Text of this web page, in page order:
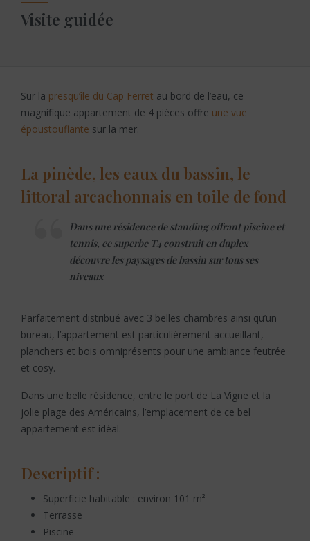
Visite guidée
Sur la presqu’île du Cap Ferret au bord de l’eau, ce
magnifique appartement de 4 pièces offre une vue
époustouflante sur la mer.
La pinède, les eaux du bassin, le
littoral arcachonnais en toile de fond
Dans une résidence de standing offrant piscine et
tennis, ce superbe T4 construit en duplex
découvre les paysages de bassin sur tous ses
niveaux
Parfaitement distribué avec 3 belles chambres ainsi qu’un
bureau, l’appartement est particulièrement accueillant,
planchers et bois omniprésents pour une ambiance feutrée
et cosy.
Dans une belle résidence, entre le port de La Vigne et la
jolie plage des Américains, l’emplacement de ce bel
appartement est idéal.
Descriptif :
Superficie habitable : environ 101 m²
Terrasse
Piscine